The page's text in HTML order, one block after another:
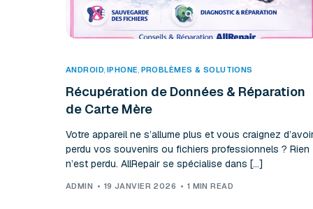
ANDROID IPHONE PROBLÈMES & SOLUTIONS
Récupération de Données & Réparation
de Carte Mère
Votre appareil ne s’allume plus et vous craignez
perdu vos souvenirs ou fichiers professionnels ? Rien
n’est perdu. AllRepair se spécialise dans […]
ADMIN 19 JANVIER 2026 1 MIN READ